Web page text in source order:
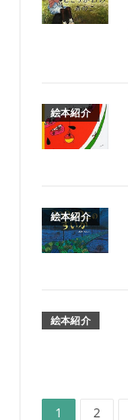
絵本紹介
絵本紹介
絵本紹介
ペ
1
ペ
2